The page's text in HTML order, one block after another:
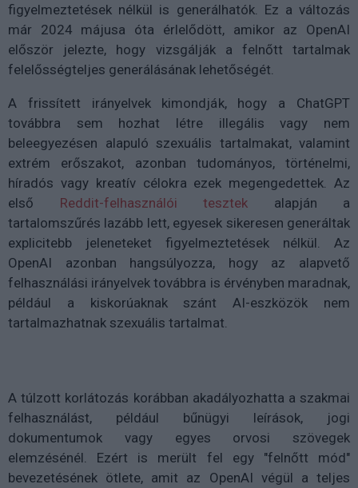
figyelmeztetések nélkül is generálhatók. Ez a változás
már 2024 májusa óta érlelődött, amikor az OpenAI
először jelezte, hogy vizsgálják a felnőtt tartalmak
felelősségteljes generálásának lehetőségét.
A frissített irányelvek kimondják, hogy a ChatGPT
továbbra sem hozhat létre illegális vagy nem
beleegyezésen alapuló szexuális tartalmakat, valamint
extrém erőszakot, azonban tudományos, történelmi,
híradós vagy kreatív célokra ezek megengedettek. Az
első Reddit-felhasználói tesztek alapján a
tartalomszűrés lazább lett, egyesek sikeresen generáltak
explicitebb jeleneteket figyelmeztetések nélkül. Az
OpenAI azonban hangsúlyozza, hogy az alapvető
felhasználási irányelvek továbbra is érvényben maradnak,
például a kiskorúaknak szánt AI-eszközök nem
tartalmazhatnak szexuális tartalmat.
A túlzott korlátozás korábban akadályozhatta a szakmai
felhasználást, például bűnügyi leírások, jogi
dokumentumok vagy egyes orvosi szövegek
elemzésénél. Ezért is merült fel egy "felnőtt mód"
bevezetésének ötlete, amit az OpenAI végül a teljes